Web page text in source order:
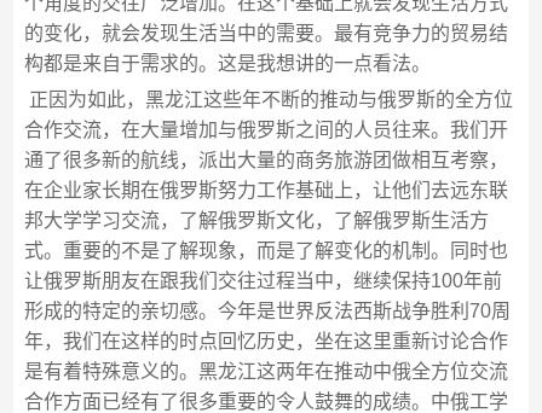
的变化，就会发现生活当中的需要。最有竞争力的贸易结
构都是来自于需求的。这是我想讲的一点看法。
正因为如此，黑龙江这些年不断的推动与俄罗斯的全方位
合作交流，在大量增加与俄罗斯之间的人员往来。我们开
通了很多新的航线，派出大量的商务旅游团做相互考察，
在企业家长期在俄罗斯努力工作基础上，让他们去远东联
邦大学学习交流，了解俄罗斯文化，了解俄罗斯生活方
式。重要的不是了解现象，而是了解变化的机制。同时也
让俄罗斯朋友在跟我们交往过程当中，继续保持100年前
形成的特定的亲切感。今年是世界反法西斯战争胜利70周
年，我们在这样的时点回忆历史，坐在这里重新讨论合作
是有着特殊意义的。黑龙江这两年在推动中俄全方位交流
合作方面已经有了很多重要的令人鼓舞的成绩。中俄工学